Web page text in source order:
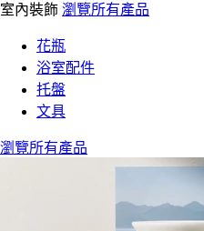
室內裝飾 瀏覽所有產品
花瓶
浴室配件
托盤
文具
瀏覽所有產品